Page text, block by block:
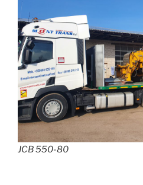
JCB 550-80